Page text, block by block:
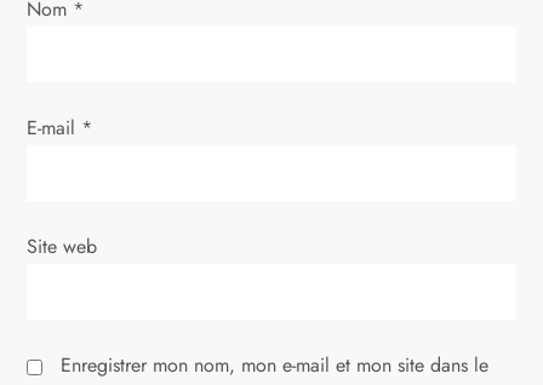
r
i
l
Nom *
E-mail *
Site web
Enregistrer mon nom, mon e-mail et mon site dans le